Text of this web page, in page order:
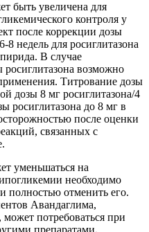
быть увеличена для
контроля у
после коррекции дозы
8 недель для росиглитазона
В случае
росиглитазона возможно
Титрование дозы
дозы 8 мг росиглитазона/4
росиглитазона до 8 мг в
после оценки
связанных с
уменьшаться на
необходимо
полностью отменить его.
Авандаглима,
потребоваться при